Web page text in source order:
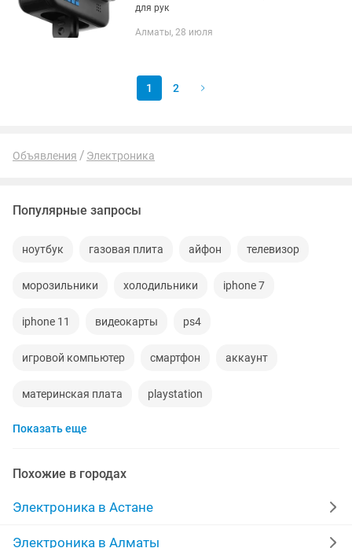
для рук
Алматы, 28 июля
1 2
Объявления Электроника
Популярные запросы
ноутбук газовая плита айфон телевизор
морозильники холодильники iphone 7
iphone 11 видеокарты ps4
игровой компьютер смартфон аккаунт
материнская плата playstation
стиральная машина
ddr2 gtx macbook
ipad 2 колонки телефон
Показать еще
Похожие в городах
Электроника в Астане
Электроника в Алматы